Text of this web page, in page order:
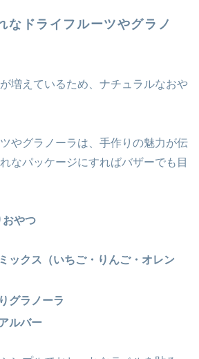
なドライフルーツやグラノ
増えているため、ナチュラルなおや
やグラノーラは、手作りの魅力が伝
なパッケージにすればバザーでも目
おやつ
ックス（いちご・りんご・オレン
グラノーラ
ルバー